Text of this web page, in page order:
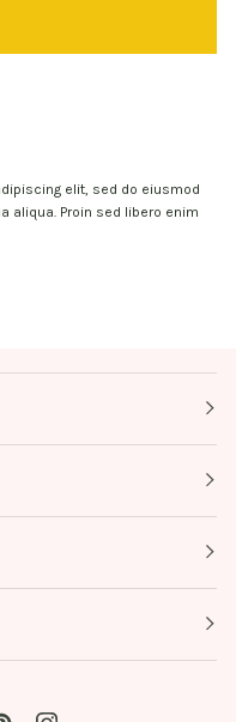
elit, sed do eiusmod
aliqua. Proin sed libero enim
PinterestInstagram